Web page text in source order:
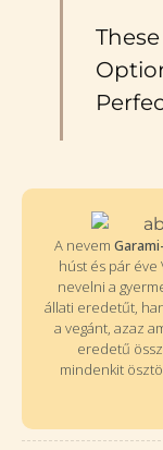
A nevem
húst és pár éve
nevelni a
állati eredetűt,
a vegánt, azaz
eredetű
mindenkit